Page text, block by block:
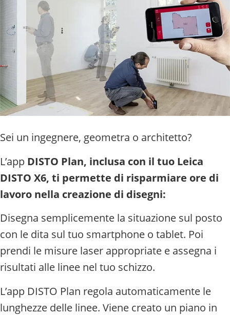
Sei un ingegnere, geometra o architetto?
L’app DISTO Plan, inclusa con il tuo Leica
DISTO X6, ti permette di risparmiare ore di
lavoro nella creazione di disegni:
Disegna semplicemente la situazione sul posto
con le dita sul tuo smartphone o tablet. Poi
prendi le misure laser appropriate e assegna i
risultati alle linee nel tuo schizzo.
L’app DISTO Plan regola automaticamente le
lunghezze delle linee. Viene creato un piano in